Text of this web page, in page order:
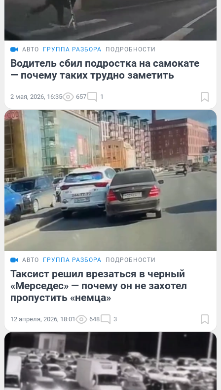
АВТО ГРУППА РАЗБОРА ПОДРОБНОСТИ
Водитель сбил подростка на самокате
— почему таких трудно заметить
2 мая, 2026, 16:35 657 1
АВТО ГРУППА РАЗБОРА ПОДРОБНОСТИ
Таксист решил врезаться в черный
«Мерседес» — почему он не захотел
пропустить «немца»
12 апреля, 2026, 18:01 648 3